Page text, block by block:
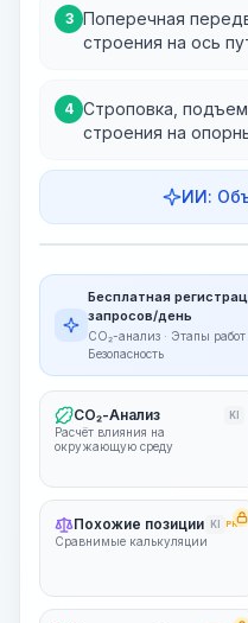
3 Поперечная
строения на ось
4 Строповка,
строения на
ИИ:
Этапы работ
~15-30 Sek.
Бесплатная
запросов/день
CO₂-анализ · Этапы
Безопасность
CO₂-Анализ KI
Расчёт влияния на
окружающую среду
Похожие позиции KI PRO
Сравнимые калькуляции